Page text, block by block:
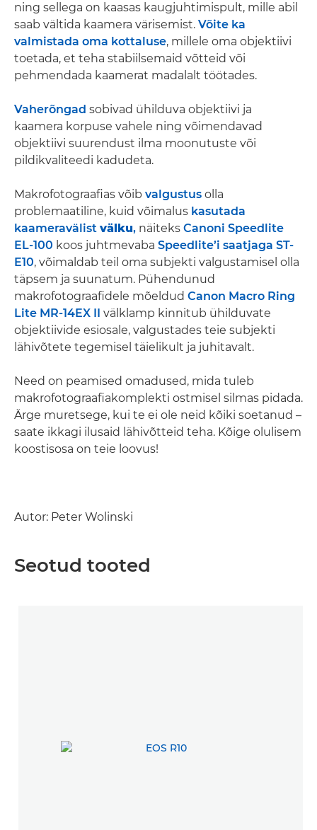
ning sellega on kaasas kaugjuhtimispult, mille abil
saab vältida kaamera värisemist. Võite ka
valmistada oma kottaluse, millele oma objektiivi
toetada, et teha stabiilsemaid võtteid või
pehmendada kaamerat madalalt töötades.
Vaherõngad sobivad ühilduva objektiivi ja
kaamera korpuse vahele ning võimendavad
objektiivi suurendust ilma moonutuste või
pildikvaliteedi kadudeta.
Makrofotograafias võib valgustus olla
problemaatiline, kuid võimalus kasutada
kaameravälist välku, näiteks Canoni Speedlite
EL-100 koos juhtmevaba Speedlite’i saatjaga ST-
E10, võimaldab teil oma subjekti valgustamisel olla
täpsem ja suunatum. Pühendunud
makrofotograafidele mõeldud Canon Macro Ring
Lite MR-14EX II välklamp kinnitub ühilduvate
objektiivide esiosale, valgustades teie subjekti
lähivõtete tegemisel täielikult ja juhitavalt.
Need on peamised omadused, mida tuleb
makrofotograafiakomplekti ostmisel silmas pidada.
Ärge muretsege, kui te ei ole neid kõiki soetanud –
saate ikkagi ilusaid lähivõtteid teha. Kõige olulisem
koostisosa on teie loovus!
Autor: Peter Wolinski
Seotud tooted